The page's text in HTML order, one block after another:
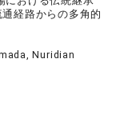
経路からの多角的
Nuridian